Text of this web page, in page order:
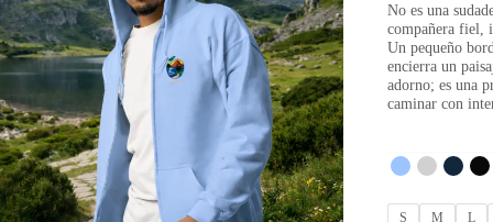
No es una
compañera fiel,
Un pequeño
encierra un
adorno; es una
caminar con
S M L